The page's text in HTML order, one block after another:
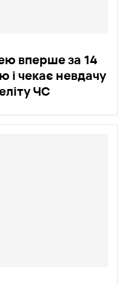
вперше за 14
і чекає невдачу
ЧС